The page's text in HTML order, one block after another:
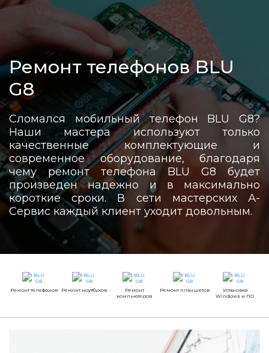
Ремонт телефонов BLU
G8
Сломался мобильный телефон BLU G8?
Наши мастера используют только
качественные комплектующие и
современное оборудование, благодаря
чему ремонт телефона BLU G8 будет
произведен надежно и в максимально
короткие сроки. В сети мастерских А-
Сервис каждый клиент уходит довольным.
Ремонт телефонов Ремонт ноутбуков
Ремонт
компьютеров
Ремонт планшетов
Установка
Windows и ПО